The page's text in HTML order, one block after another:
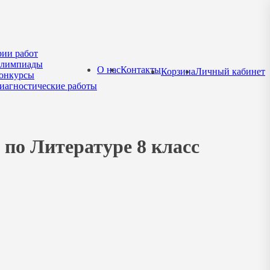
работ
работы
О насКонтактыКорзинаЛичный кабинет
Литературе 8 класс